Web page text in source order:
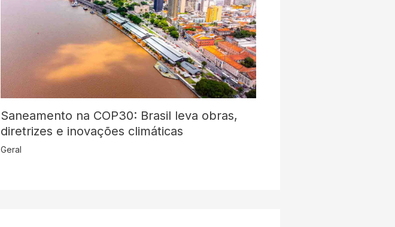
Saneamento na COP30: Brasil leva obras,
diretrizes e inovações climáticas
Geral